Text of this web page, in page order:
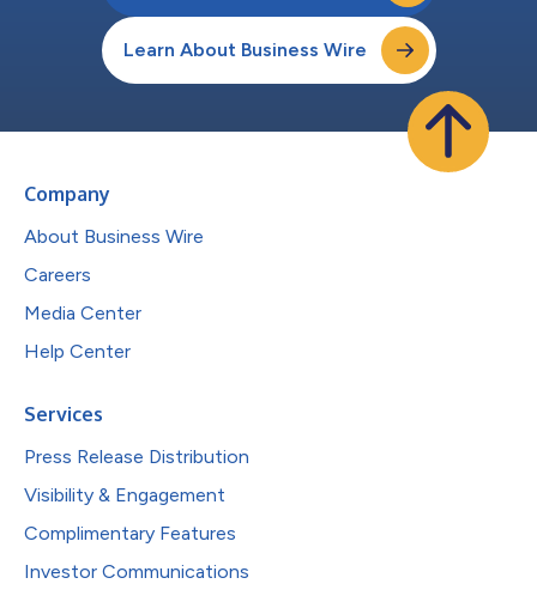
Learn About Business Wire
Company
About Business Wire
Careers
Media Center
Help Center
Services
Press Release Distribution
Visibility & Engagement
Complimentary Features
Investor Communications